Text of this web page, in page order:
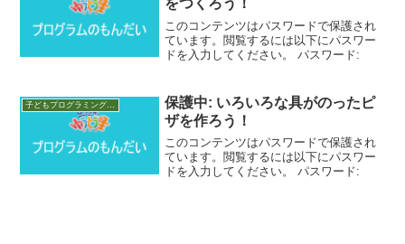
をつくろう！
このコンテンツはパスワードで保護され
ています。閲覧するには以下にパスワー
ドを入力してください。 パスワード:
保護中: いろいろな具がのったピ
ザを作ろう！
このコンテンツはパスワードで保護され
ています。閲覧するには以下にパスワー
ドを入力してください。 パスワード: